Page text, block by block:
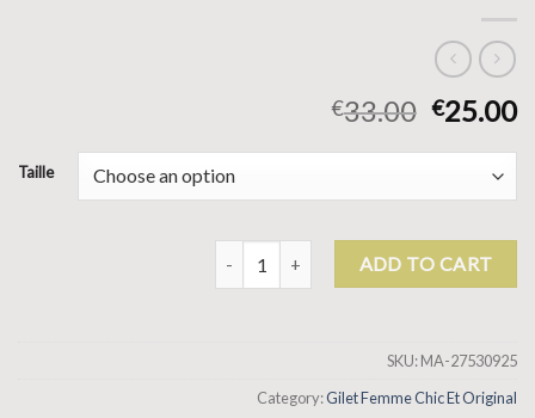
€33.00 €25.00
Taille
gilet femme chic et original quantity
ADD TO CART
SKU:MA-27530925
Category:Gilet Femme Chic Et Original